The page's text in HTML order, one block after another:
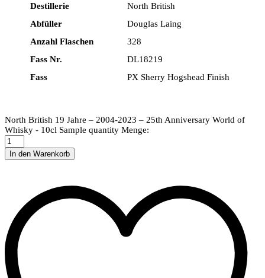
Destillerie
North British
Abfüller
Douglas Laing
Anzahl Flaschen
328
Fass Nr.
DL18219
Fass
PX Sherry Hogshead Finish
North British 19 Jahre – 2004-2023 – 25th Anniversary World of
Whisky - 10cl Sample quantity Menge:
In den Warenkorb